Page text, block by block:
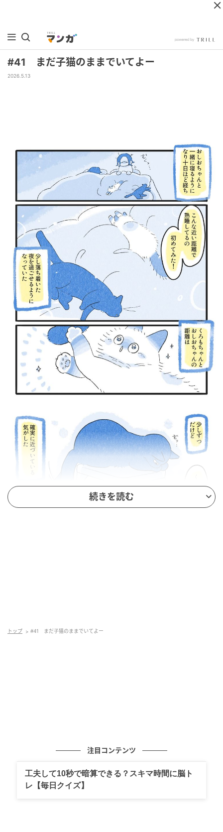
#41 まだ子猫のままでいてよー
2026.5.13
続きを読む
トップ #41 まだ子猫のままでいてよー
注目コンテンツ
工夫して10秒で暗算できる？スキマ時間に脳ト
レ【毎日クイズ】